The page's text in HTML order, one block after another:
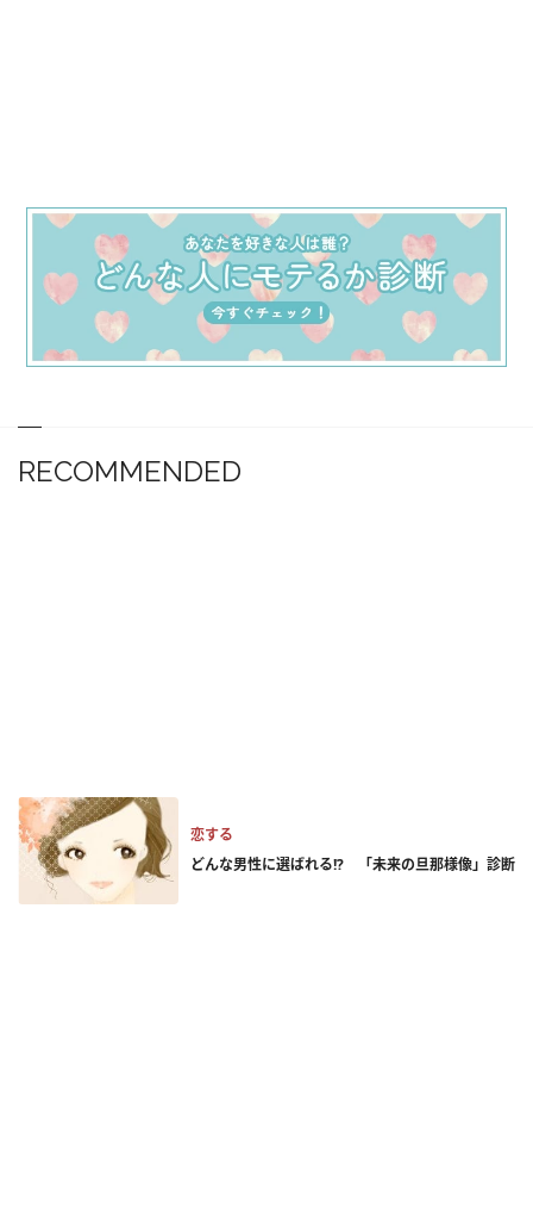
RECOMMENDED
恋する
どんな男性に選ばれる!? 「未来の旦那様像」診断